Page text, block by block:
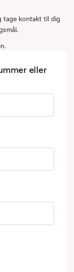
tage kontakt til dig
eller